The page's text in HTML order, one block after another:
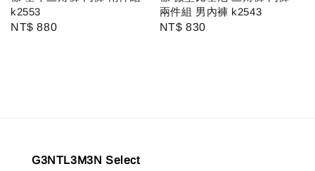
k2553
Regular
NT$ 880
兩件組 男內褲 k2543
Regular
NT$ 830
G3NTL3M3N Select